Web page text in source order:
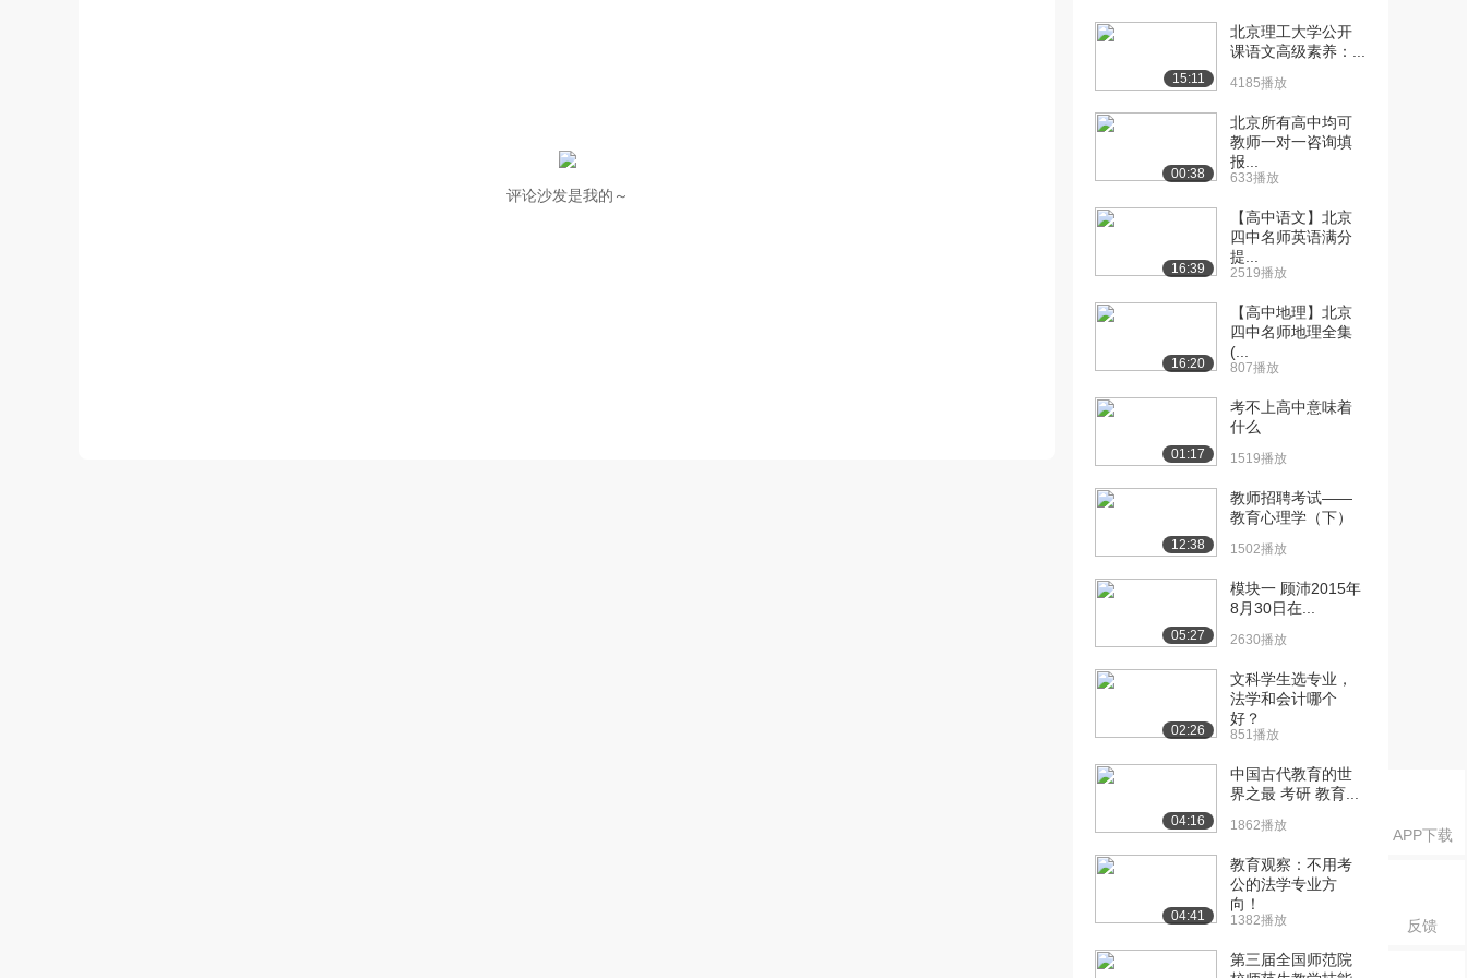
APP下载
反馈
评论沙发是我的～
[10] 【高中政治】北京名
待播放
15:11
北京理工大学公开
课语文高级素养：...
4185播放
00:38
北京所有高中均可
教师一对一咨询填
报...
633播放
16:39
【高中语文】北京
四中名师英语满分
提...
2519播放
16:20
【高中地理】北京
四中名师地理全集
(...
807播放
01:17
考不上高中意味着
什么
1519播放
12:38
教师招聘考试——
教育心理学（下）
1502播放
05:27
模块一 顾沛2015年
8月30日在...
2630播放
02:26
文科学生选专业，
法学和会计哪个
好？
851播放
04:16
中国古代教育的世
界之最 考研 教育...
1862播放
04:41
教育观察：不用考
公的法学专业方
向！
1382播放
第三届全国师范院